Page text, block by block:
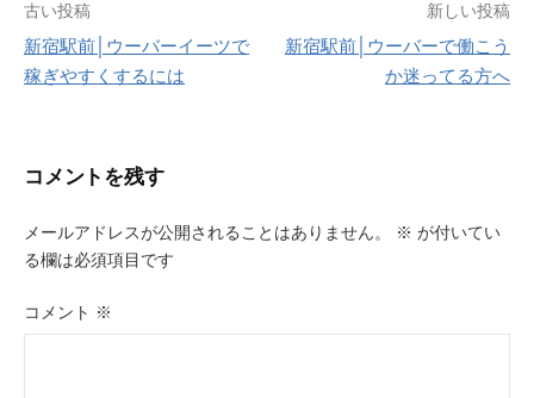
投
稿
ゲ
ー
シ
ョ
古い投稿
新宿駅前│ウーバーイーツで
稼ぎやすくするには
新しい投稿
新宿駅前│ウーバーで働こう
か迷ってる方へ
コメントを残す
メールアドレスが公開されることはありません。 ※ が付いてい
る欄は必須項目です
コメント ※